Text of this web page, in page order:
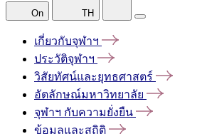
On TH
เกี่ยวกับจุฬาฯ
ประวัติจุฬาฯ
วิสัยทัศน์และยุทธศาสตร์
อัตลักษณ์มหาวิทยาลัย
จุฬาฯ กับความยั่งยืน
ข้อมูลและสถิติ